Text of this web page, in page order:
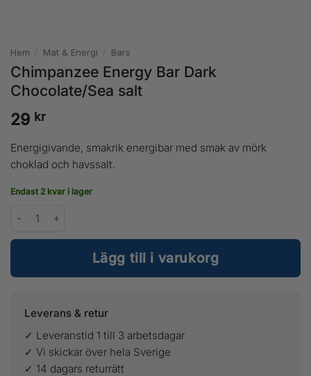
Hem / Mat & Energi / Bars
Chimpanzee Energy Bar Dark
Chocolate/Sea salt
29 kr
Energigivande, smakrik energibar med smak av mörk
choklad och havssalt.
Endast 2 kvar i lager
Lägg till i varukorg
Leverans & retur
✓ Leveranstid 1 till 3 arbetsdagar
✓ Vi skickar över hela Sverige
✓ 14 dagars returrätt